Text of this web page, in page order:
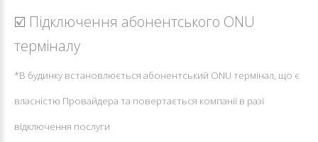
☑️ Підключення абонентського ONU
терміналу
*В будинку встановлюється абонентський ONU термінал, що є
власністю Провайдера та повертається компанії в разі
відключення послуги